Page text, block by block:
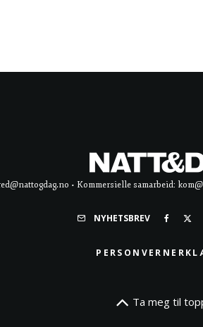
• Kommersielle samarbeid:
NYHETSBREV
Ta meg til